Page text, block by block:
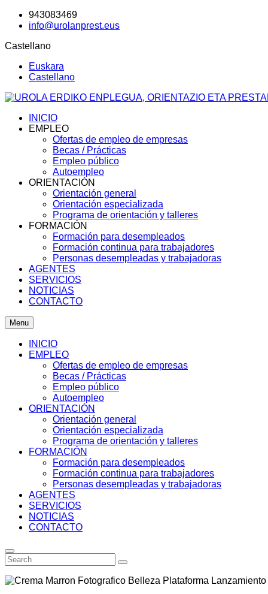
943083469
info@urolanprest.eus
Castellano
Euskara
Castellano
INICIO
EMPLEO
Ofertas de empleo de empresas
Becas / Prácticas
Empleo público
Autoempleo
ORIENTACIÓN
Orientación general
Orientación especializada
Programa de orientación y talleres
FORMACIÓN
Formación para desempleados
Formación continua para trabajadores
Personas desempleadas y trabajadoras
AGENTES
SERVICIOS
NOTICIAS
CONTACTO
Menu
INICIO
EMPLEO
Ofertas de empleo de empresas
Becas / Prácticas
Empleo público
Autoempleo
ORIENTACIÓN
Orientación general
Orientación especializada
Programa de orientación y talleres
FORMACIÓN
Formación para desempleados
Formación continua para trabajadores
Personas desempleadas y trabajadoras
AGENTES
SERVICIOS
NOTICIAS
CONTACTO